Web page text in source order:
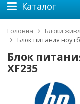
Каталог
Головна Блоки
Блок питания
Блок
XF235